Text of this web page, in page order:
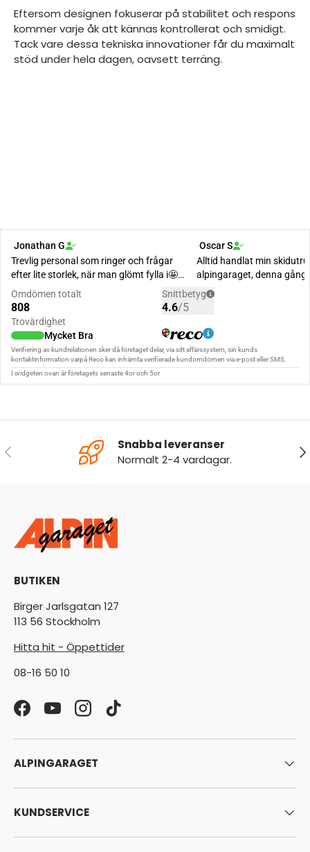
Eftersom designen fokuserar på stabilitet och respons
kommer varje åk att kännas kontrollerat och smidigt.
Tack vare dessa tekniska innovationer får du maximalt
stöd under hela dagen, oavsett terräng.
FÖREGÅENDE
Snabba leveranser
Normalt 2-4 vardagar.
BUTIKEN
Birger Jarlsgatan 127
113 56 Stockholm
Hitta hit - Öppettider
08-16 50 10
FacebookYouTubeInstagram
TikTok
ALPINGARAGET
KUNDSERVICE